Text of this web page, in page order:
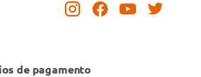
de pagamento